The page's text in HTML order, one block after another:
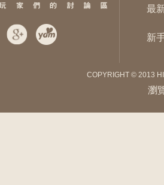
最
新
COPYRIGHT © 2013
瀏